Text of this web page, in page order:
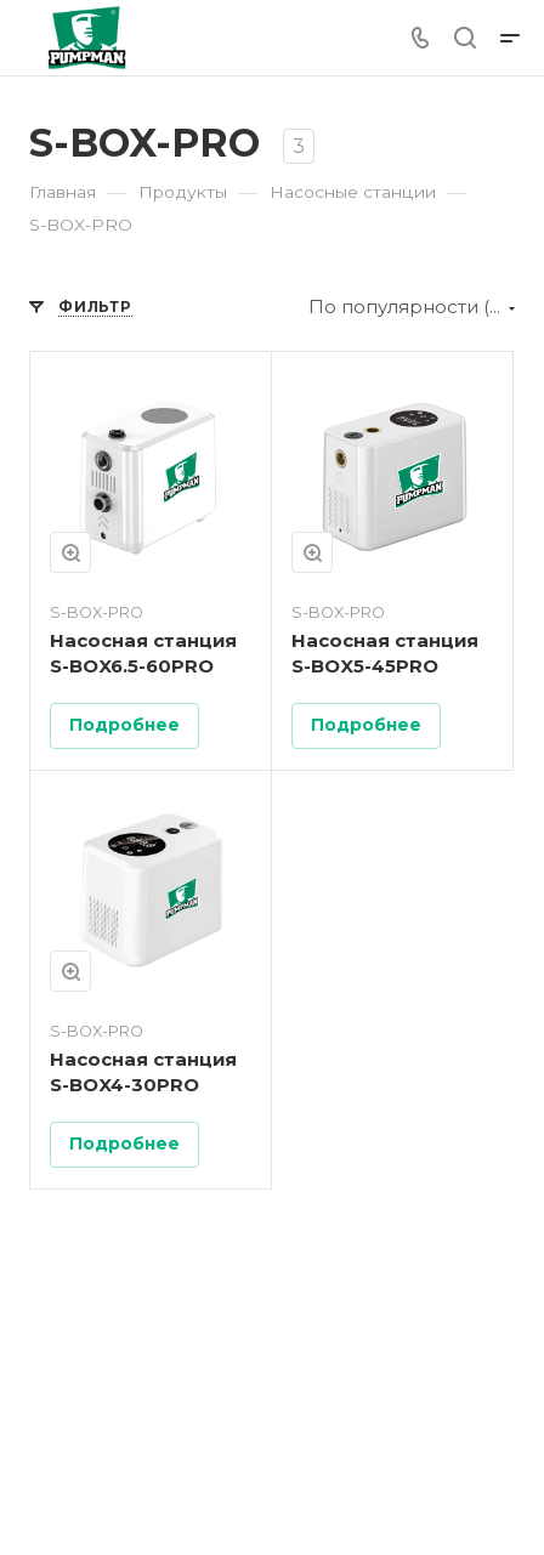
S-BOX-PRO 3
Главная — Продукты — Насосные станции —
S-BOX-PRO
ФИЛЬТР По популярности (убывание)
S-BOX-PRO
Насосная станция
S-BOX6.5-60PRO
Подробнее
S-BOX-PRO
Насосная станция
S-BOX5-45PRO
Подробнее
S-BOX-PRO
Насосная станция
S-BOX4-30PRO
Подробнее